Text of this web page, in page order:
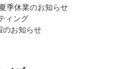
季休業のお知らせ
ィング
のお知らせ